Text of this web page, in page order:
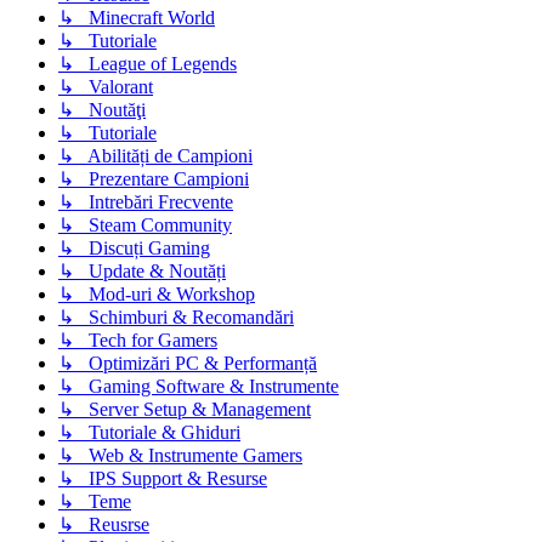
↳ Minecraft World
↳ Tutoriale
↳ League of Legends
↳ Valorant
↳ Noutăţi
↳ Tutoriale
↳ Abilități de Campioni
↳ Prezentare Campioni
↳ Intrebări Frecvente
↳ Steam Community
↳ Discuți Gaming
↳ Update & Noutăți
↳ Mod-uri & Workshop
↳ Schimburi & Recomandări
↳ Tech for Gamers
↳ Optimizări PC & Performanță
↳ Gaming Software & Instrumente
↳ Server Setup & Management
↳ Tutoriale & Ghiduri
↳ Web & Instrumente Gamers
↳ IPS Support & Resurse
↳ Teme
↳ Reusrse